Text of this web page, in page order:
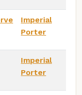
Imperial
Porter
Imperial
Porter